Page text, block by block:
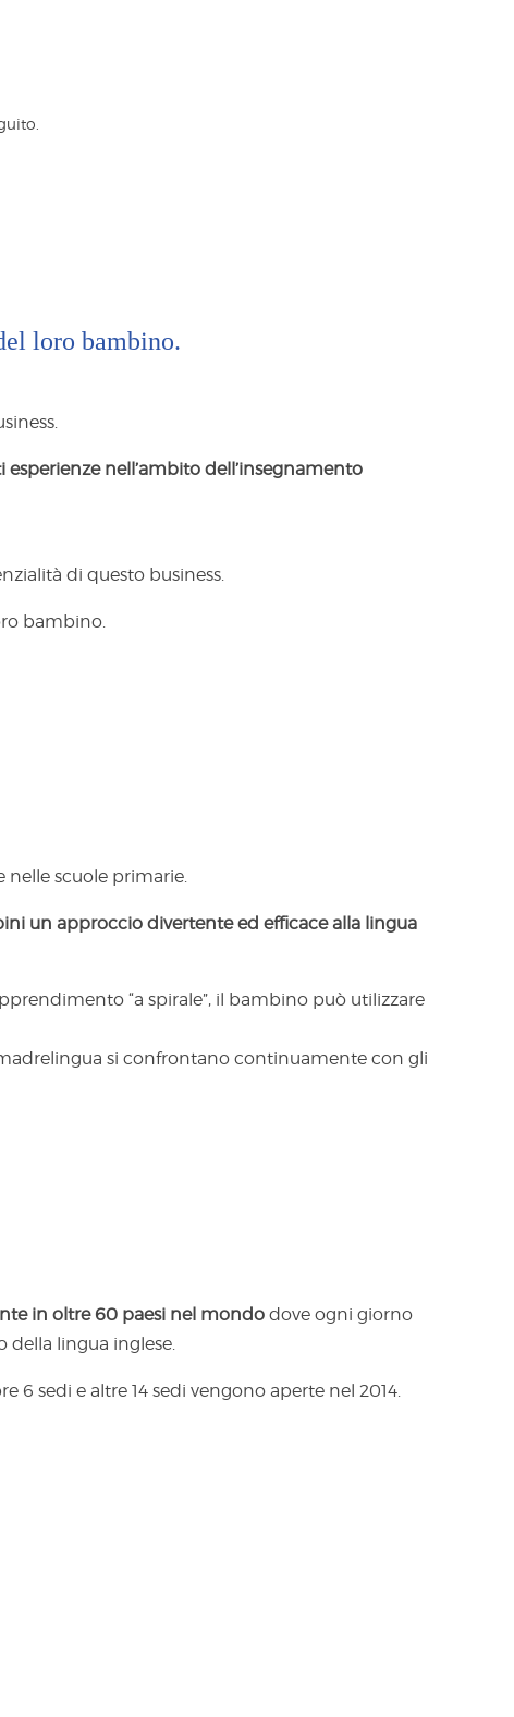
loro bambino.
esperienze nell’ambito dell’insegnamento
di questo business.
bambino.
nelle scuole primarie.
un approccio divertente ed efficace alla lingua
“a spirale”, il bambino può utilizzare
si confrontano continuamente con gli
in oltre 60 paesi nel mondo dove ogni giorno
della lingua inglese.
6 sedi e altre 14 sedi vengono aperte nel 2014.